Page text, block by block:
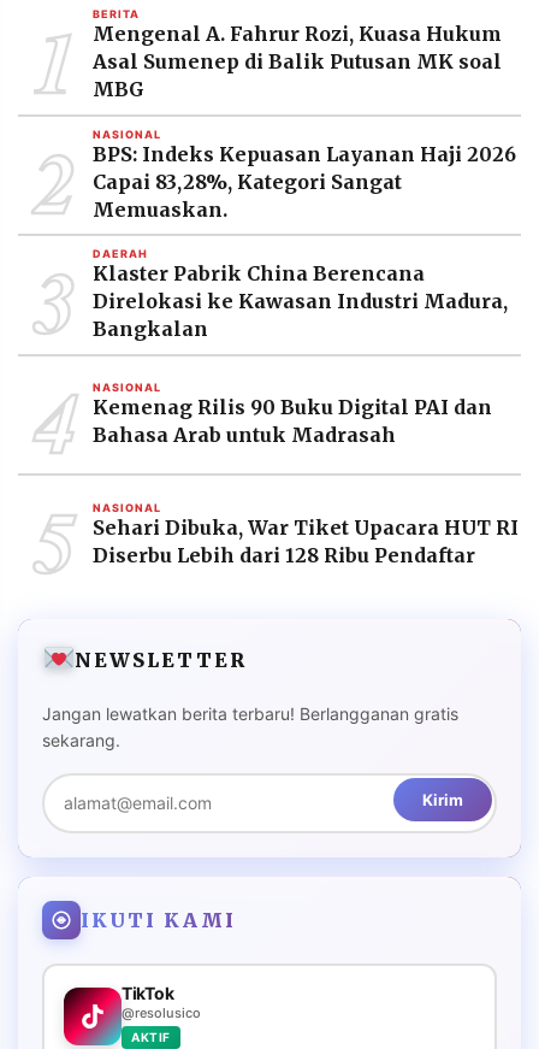
1 BERITA
Mengenal A. Fahrur Rozi, Kuasa Hukum
Asal Sumenep di Balik Putusan MK soal
MBG
2 NASIONAL
BPS: Indeks Kepuasan Layanan Haji 2026
Capai 83,28%, Kategori Sangat
Memuaskan.
3 DAERAH
Klaster Pabrik China Berencana
Direlokasi ke Kawasan Industri Madura,
Bangkalan
4 NASIONAL
Kemenag Rilis 90 Buku Digital PAI dan
Bahasa Arab untuk Madrasah
5 NASIONAL
Sehari Dibuka, War Tiket Upacara HUT RI
Diserbu Lebih dari 128 Ribu Pendaftar
NEWSLETTER
Jangan lewatkan berita terbaru! Berlangganan gratis
sekarang.
Kirim
IKUTI KAMI
TikTok
@resolusico
AKTIF